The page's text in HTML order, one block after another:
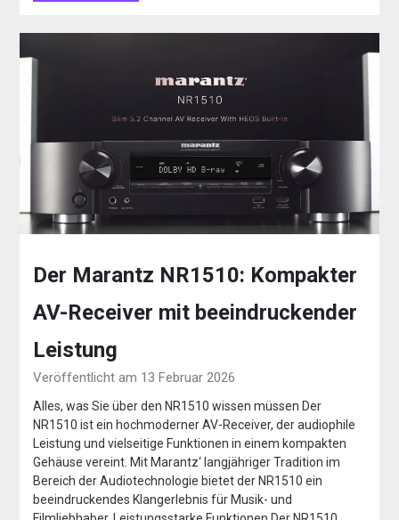
Der Marantz NR1510: Kompakter
AV-Receiver mit beeindruckender
Leistung
Veröffentlicht am 13 Februar 2026
Alles, was Sie über den NR1510 wissen müssen Der
NR1510 ist ein hochmoderner AV-Receiver, der audiophile
Leistung und vielseitige Funktionen in einem kompakten
Gehäuse vereint. Mit Marantz‘ langjähriger Tradition im
Bereich der Audiotechnologie bietet der NR1510 ein
beeindruckendes Klangerlebnis für Musik- und